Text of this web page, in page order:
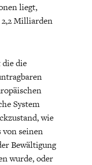
liegt,
Milliarden
die
System
wie
seinen
Bewältigung
wurde, oder